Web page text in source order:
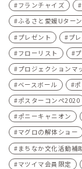
フランチャイズ
ふるさと愛媛Uター
プレゼント
プ
フローリスト
プロジェクションマ
ベースボール
ポスターコンペ2020
ポニーキャニオン
マグロの解体ショー
まちなか文化活動補
マツイマ会員限定